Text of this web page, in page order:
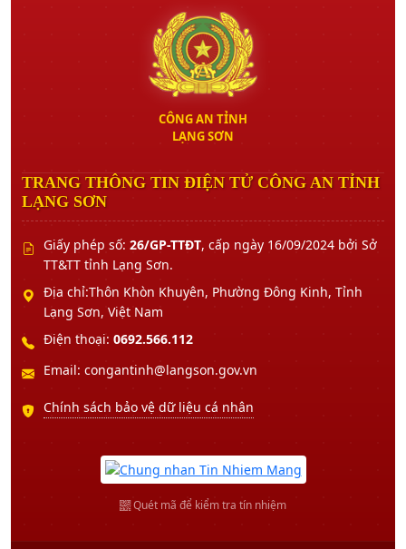
CÔNG AN TỈNH
LẠNG SƠN
TRANG THÔNG TIN ĐIỆN TỬ CÔNG AN TỈNH
LẠNG SƠN
Giấy phép số: 26/GP-TTĐT, cấp ngày 16/09/2024 bởi Sở
TT&TT tỉnh Lạng Sơn.
Địa chỉ:Thôn Khòn Khuyên, Phường Đông Kinh, Tỉnh
Lạng Sơn, Việt Nam
Điện thoại: 0692.566.112
Email: congantinh@langson.gov.vn
Chính sách bảo vệ dữ liệu cá nhân
Quét mã để kiểm tra tín nhiệm